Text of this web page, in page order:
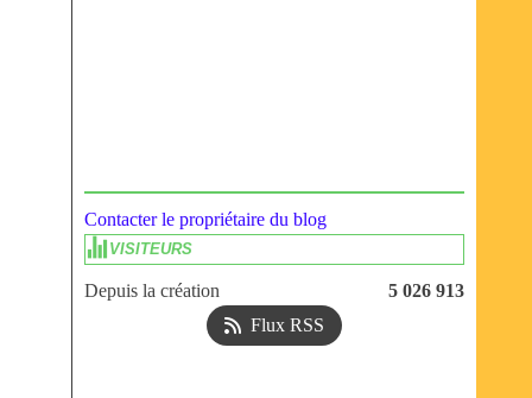
Contacter le propriétaire du blog
VISITEURS
Depuis la création
5 026 913
Flux RSS